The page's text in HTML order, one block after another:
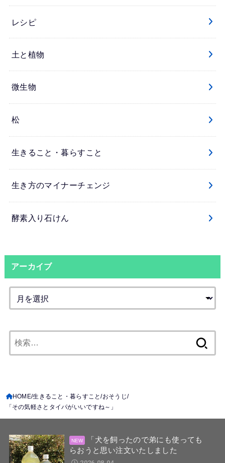
レシピ
土と植物
微生物
松
生きること・暮らすこと
生き方のマイナーチェンジ
酵素入り石けん
アーカイブ
索:
HOME 生きること・暮らすこと おそうじ
「その気軽さとタイパがいいですね～」
「犬を飼ったので弟にも使っても
らおうと思い注文いたしました